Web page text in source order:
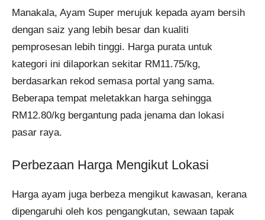
Manakala, Ayam Super merujuk kepada ayam bersih
dengan saiz yang lebih besar dan kualiti
pemprosesan lebih tinggi. Harga purata untuk
kategori ini dilaporkan sekitar RM11.75/kg,
berdasarkan rekod semasa portal yang sama.
Beberapa tempat meletakkan harga sehingga
RM12.80/kg bergantung pada jenama dan lokasi
pasar raya.
Perbezaan Harga Mengikut Lokasi
Harga ayam juga berbeza mengikut kawasan, kerana
dipengaruhi oleh kos pengangkutan, sewaan tapak